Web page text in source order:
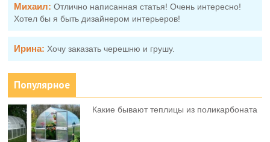
Михаил: Отлично написанная статья! Очень интересно!
Хотел бы я быть дизайнером интерьеров!
Ирина: Хочу заказать черешню и грушу.
Популярное
Какие бывают теплицы из поликарбоната